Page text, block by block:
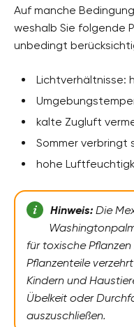
Auf manche
weshalb Sie folgende
unbedingt
Lichtverhältnisse:
kalte Zugluft
Sommer verbringt
hohe
Hinweis:Die
für toxische
Pflanzenteile
Kindern und
Übelkeit oder
auszuschließen.